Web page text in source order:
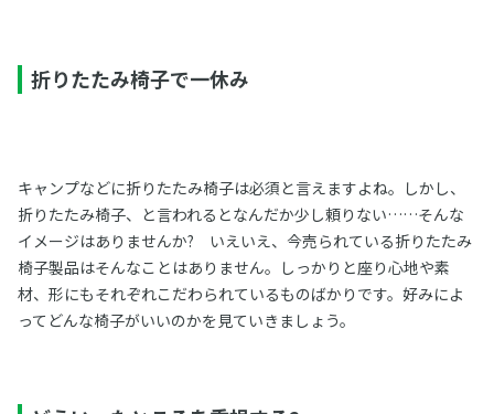
折りたたみ椅子で一休み
キャンプなどに折りたたみ椅子は必須と言えますよね。しかし、
折りたたみ椅子、と言われるとなんだか少し頼りない……そんな
イメージはありませんか? いえいえ、今売られている折りたたみ
椅子製品はそんなことはありません。しっかりと座り心地や素
材、形にもそれぞれこだわられているものばかりです。好みによ
ってどんな椅子がいいのかを見ていきましょう。